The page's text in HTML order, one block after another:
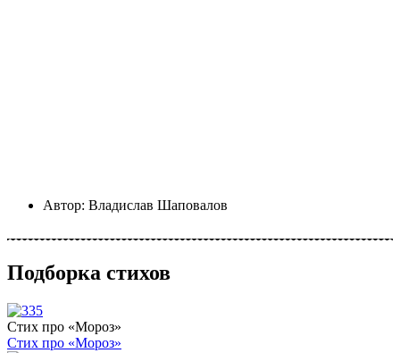
Автор: Владислав Шаповалов
Подборка стихов
Стих про «Мороз»
Стих про «Мороз»